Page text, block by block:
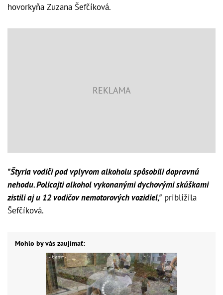
hovorkyňa Zuzana Šefčíková.
"Štyria vodiči pod vplyvom alkoholu spôsobili dopravnú
nehodu. Policajti alkohol vykonanými dychovými skúškami
zistili aj u 12 vodičov nemotorových vozidiel," priblížila
Šefčíková.
Mohlo by vás zaujímať: